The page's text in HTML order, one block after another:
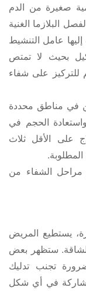
صغيرة من الدم
البلازما الغنية
عامل التنشيط
بحيث لا تمتص
للتركيز على شفاء
في مناطق محددة
الحجم في
على الأقل ثلاث
مراحل الشفاء من
يستطيع المريض
ستظهر بعض
تجنب تدليك
في أي شكل